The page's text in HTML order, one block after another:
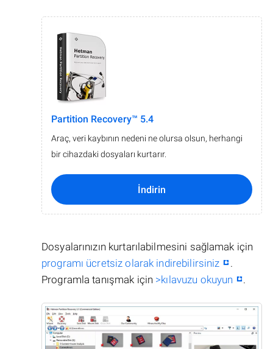
Partition Recovery™ 5.4
Araç, veri kaybının nedeni ne olursa olsun, herhangi
bir cihazdaki dosyaları kurtarır.
İndirin
Dosyalarınızın kurtarılabilmesini sağlamak için
programı ücretsiz olarak indirebilirsiniz
.
Programla tanışmak için >kılavuzu okuyun .